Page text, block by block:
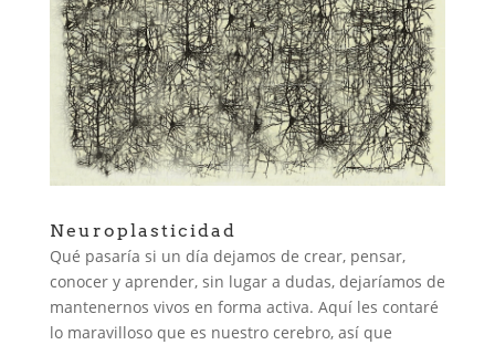
Neuroplasticidad
Qué pasaría si un día dejamos de crear, pensar,
conocer y aprender, sin lugar a dudas, dejaríamos de
mantenernos vivos en forma activa. Aquí les contaré
lo maravilloso que es nuestro cerebro, así que